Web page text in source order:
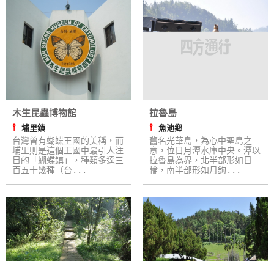
顧
訂
單
管
會
員
帳
木生昆蟲博物館
⫯ 埔里鎮
台灣曾有蝴蝶王國的美稱，而
埔里則是這個王國中最引人注
目的「蝴蝶鎮」，種類多達三
百五十幾種（台...
拉魯島
⫯ 魚池鄉
舊名光華島，為心中聖島之
意，位日月潭水庫中央。潭以
拉魯島為界，北半部形如日
輪，南半部形如月鉤...